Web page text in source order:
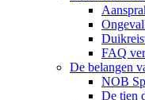
FAQ
De belangen
NOB
De tien